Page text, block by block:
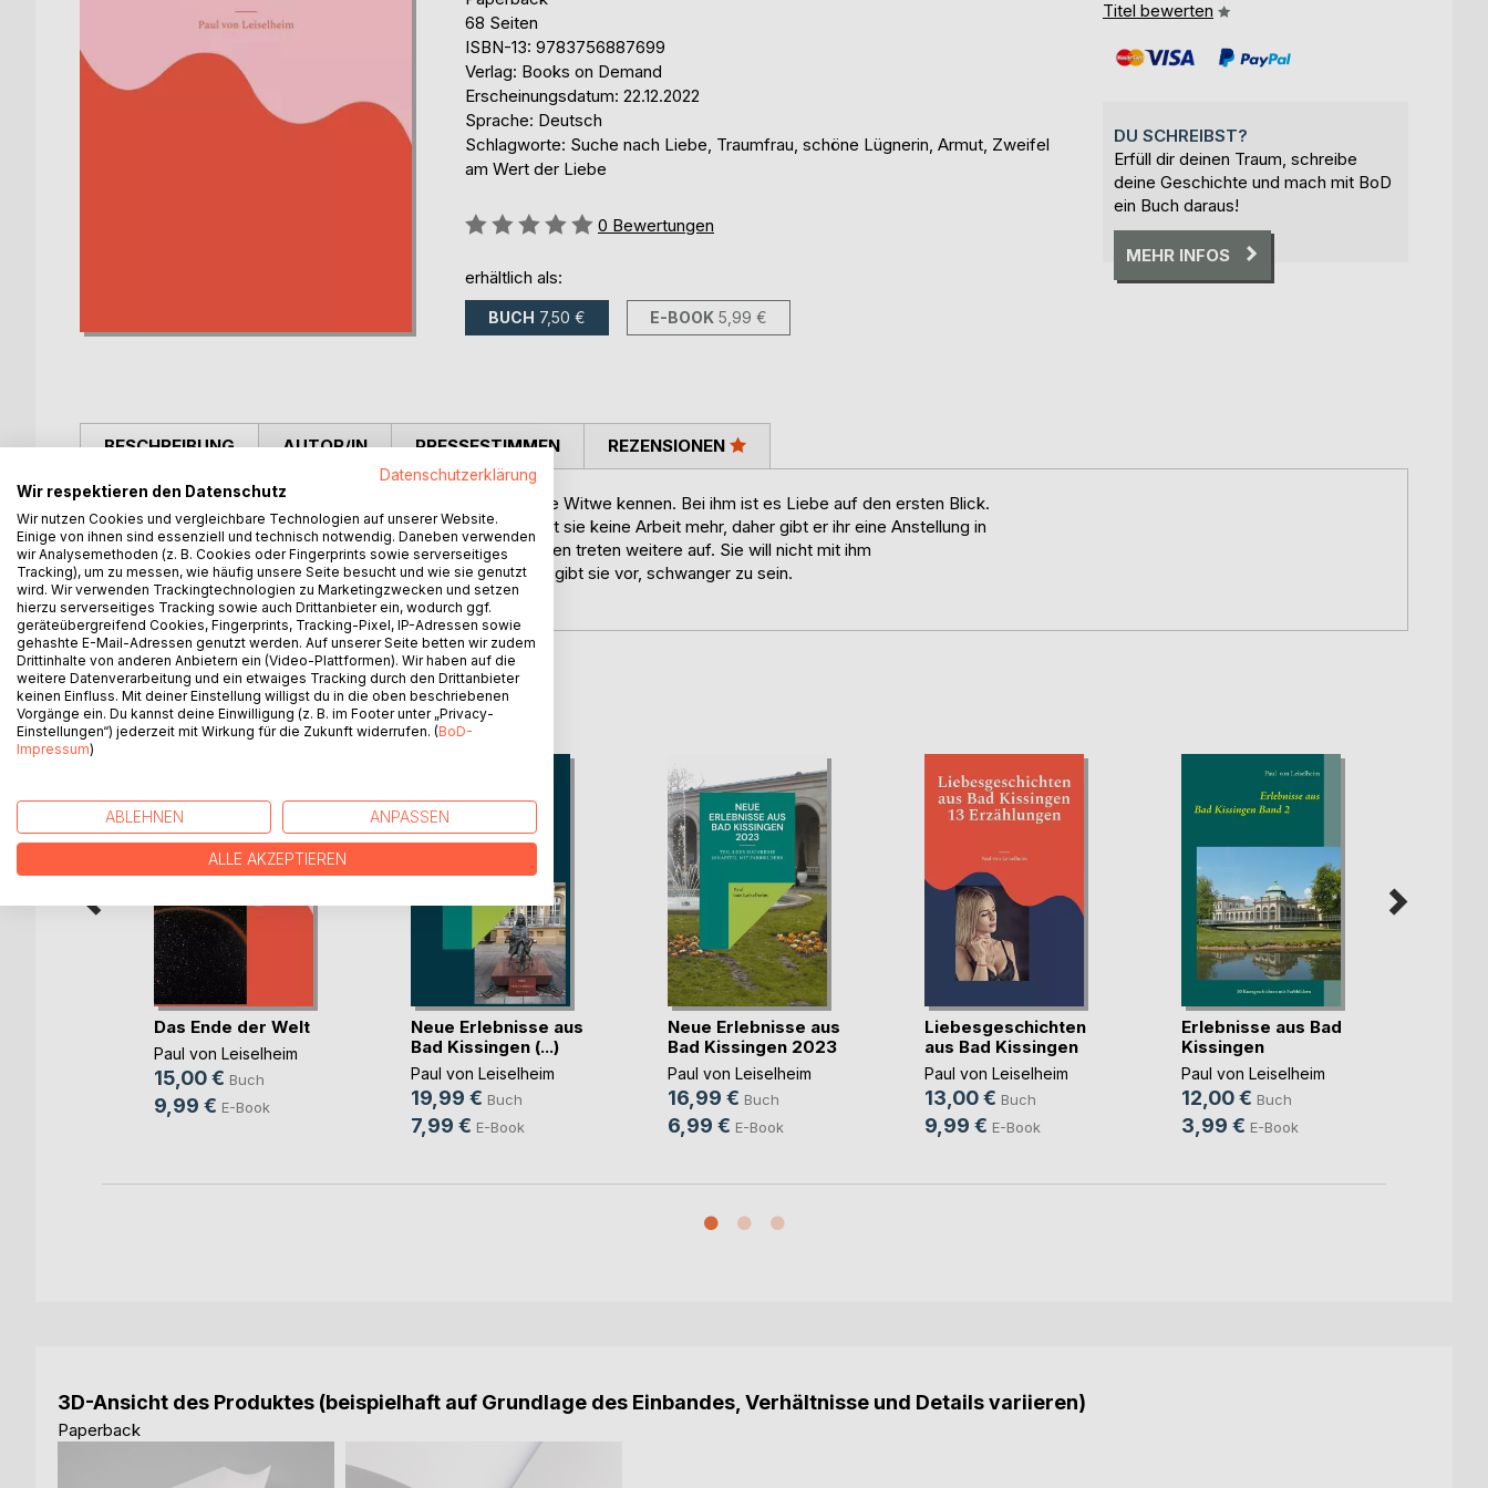
68 Seiten
ISBN-13: 9783756887699
Verlag: Books on Demand
Erscheinungsdatum: 22.12.2022
Sprache: Deutsch
Schlagworte: Suche nach Liebe, Traumfrau, schöne Lügnerin, Armut, Zweifel
am Wert der Liebe
Bewertung::
0 Bewertungen
erhältlich als:
BUCH 7,50 € E-BOOK 5,99 €
Titel bewerten
DU SCHREIBST?
Erfüll dir deinen Traum, schreibe
deine Geschichte und mach mit BoD
ein Buch daraus!
MEHR INFOS
BESCHREIBUNG
Der Autor (62 Jahre alt) lernt eine 9 Jahre jüngere hübsche Witwe kennen. Bei ihm ist es Liebe auf den ersten Blick.
Sie ist seine Traumfrau und wird seine Partnerin. Leider hat sie keine Arbeit mehr, daher gibt er ihr eine Anstellung in
seiner Firma. Nach anfänglichen finanziellen Schwierigkeiten treten weitere auf. Sie will nicht mit ihm
zusammenziehen und verschuldet sich immer mehr. Dann gibt sie vor, schwanger zu sein.
Werden beide in dieser Beziehung glücklich?
AUTOR/IN PRESSESTIMMEN REZENSIONEN
WEITERE TITEL BEIBoD
Das Ende der Welt
Paul von Leiselheim
15,00 € Buch
9,99 € E-Book
Neue Erlebnisse aus
Bad Kissingen (...)
Paul von Leiselheim
19,99 € Buch
7,99 € E-Book
Neue Erlebnisse aus
Bad Kissingen 2023
Paul von Leiselheim
16,99 € Buch
6,99 € E-Book
Liebesgeschichten
aus Bad Kissingen
Paul von Leiselheim
13,00 € Buch
9,99 € E-Book
Erlebnisse aus Bad
Kissingen
Paul von Leiselheim
12,00 € Buch
3,99 € E-Book
3D-Ansicht des Produktes (beispielhaft auf Grundlage des Einbandes, Verhältnisse und Details variieren)
Paperback
Datenschutzerklärung
Wir respektieren den Datenschutz
Wir nutzen Cookies und vergleichbare Technologien auf unserer Website.
Einige von ihnen sind essenziell und technisch notwendig. Daneben verwenden
wir Analysemethoden (z. B. Cookies oder Fingerprints sowie serverseitiges
Tracking), um zu messen, wie häufig unsere Seite besucht und wie sie genutzt
wird. Wir verwenden Trackingtechnologien zu Marketingzwecken und setzen
hierzu serverseitiges Tracking sowie auch Drittanbieter ein, wodurch ggf.
geräteübergreifend Cookies, Fingerprints, Tracking-Pixel, IP-Adressen sowie
gehashte E-Mail-Adressen genutzt werden. Auf unserer Seite betten wir zudem
Drittinhalte von anderen Anbietern ein (Video-Plattformen). Wir haben auf die
weitere Datenverarbeitung und ein etwaiges Tracking durch den Drittanbieter
keinen Einfluss. Mit deiner Einstellung willigst du in die oben beschriebenen
Vorgänge ein. Du kannst deine Einwilligung (z. B. im Footer unter „Privacy-
Einstellungen“) jederzeit mit Wirkung für die Zukunft widerrufen. (BoD-
Impressum)
ABLEHNEN ANPASSEN
ALLE AKZEPTIEREN